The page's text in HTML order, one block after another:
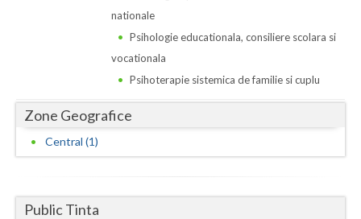
Harghita
Hunedoara
Iasi
nationale
Psihologie educationala, consiliere scolara si
vocationala
Psihoterapie sistemica de familie si cuplu
Zone Geografice
Central (1)
Public Tinta